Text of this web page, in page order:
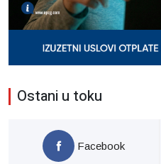
Ostani u toku
Facebook